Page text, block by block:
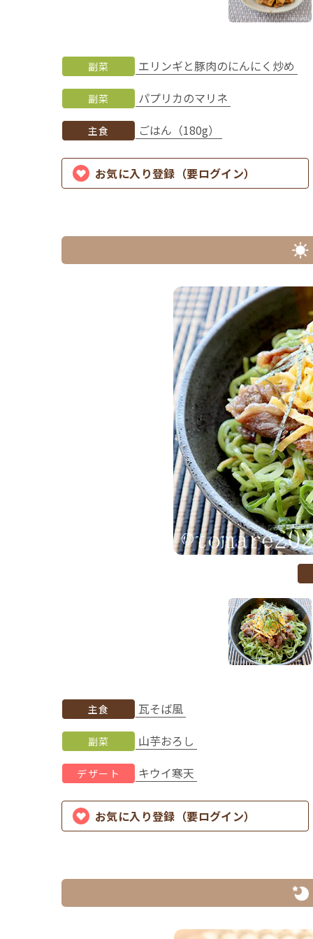
副菜 エリンギと豚肉のにんにく炒め
副菜 パプリカのマリネ
主食 ごはん（180g）
お気に入り登録（要ログイン）
主食 瓦そば風
副菜 山芋おろし
デザート キウイ寒天
お気に入り登録（要ログイン）